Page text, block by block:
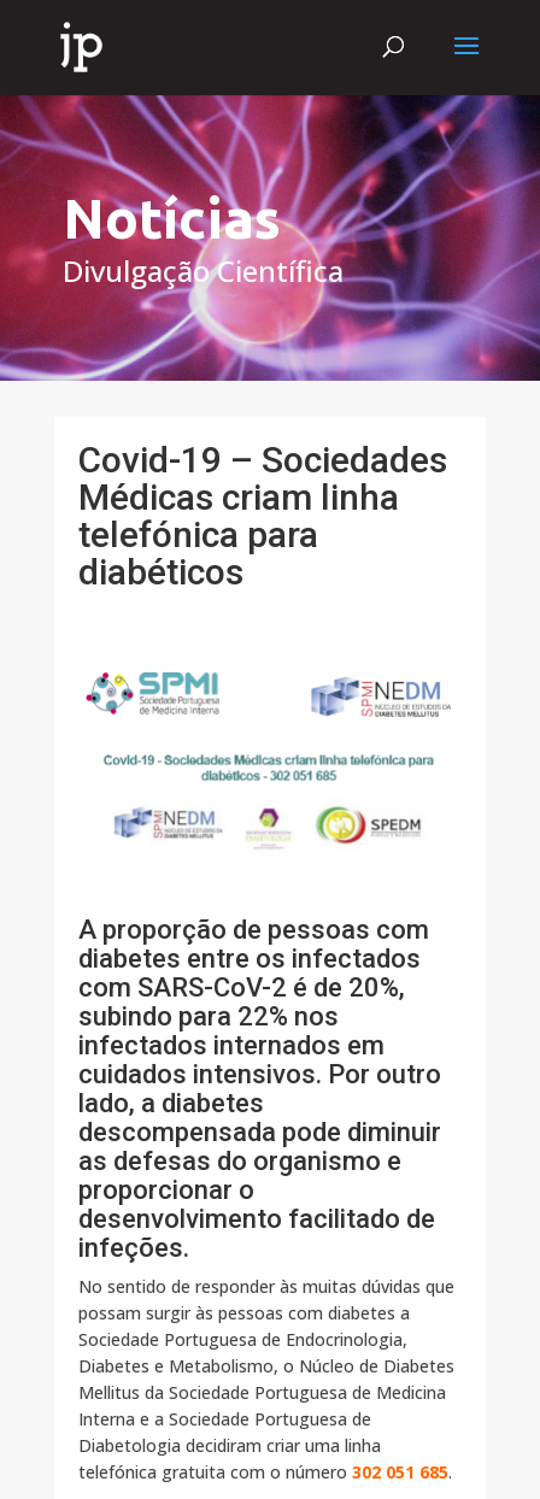
Notícias
Divulgação Científica
Covid-19 – Sociedades
Médicas criam linha
telefónica para
diabéticos
A proporção de pessoas com
diabetes entre os infectados
com SARS-CoV-2 é de 20%,
subindo para 22% nos
infectados internados em
cuidados intensivos. Por outro
lado, a diabetes
descompensada pode diminuir
as defesas do organismo e
proporcionar o
desenvolvimento facilitado de
infeções.
No sentido de responder às muitas dúvidas que
possam surgir às pessoas com diabetes a
Sociedade Portuguesa de Endocrinologia,
Diabetes e Metabolismo, o Núcleo de Diabetes
Mellitus da Sociedade Portuguesa de Medicina
Interna e a Sociedade Portuguesa de
Diabetologia decidiram criar uma linha
telefónica gratuita com o número 302 051 685.